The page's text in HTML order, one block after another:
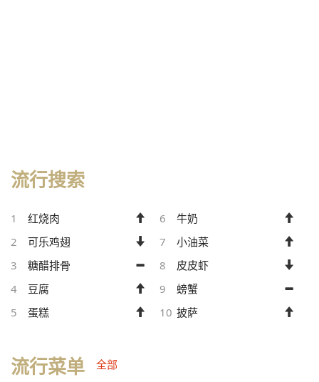
流行搜索
1
红烧肉
2
可乐鸡翅
3
糖醋排骨
4
豆腐
5
蛋糕
6
牛奶
7
小油菜
8
皮皮虾
9
螃蟹
10 披萨
流行菜单 全部